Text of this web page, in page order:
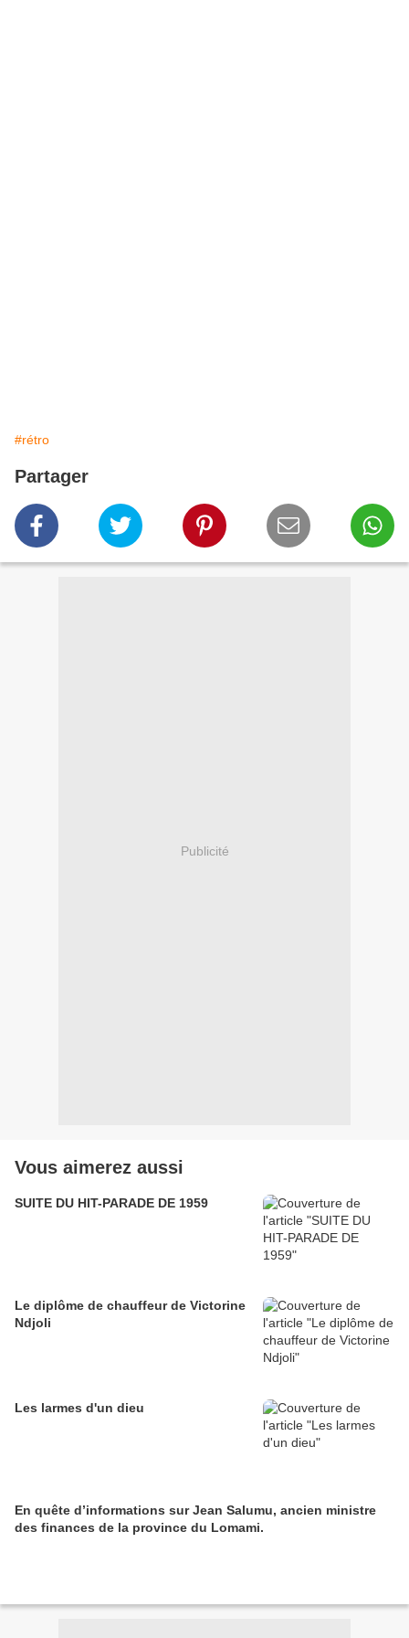
#rétro
Partager
Publicité
Vous aimerez aussi
SUITE DU HIT-PARADE DE 1959
Le diplôme de chauffeur de Victorine
Ndjoli
Les larmes d'un dieu
En quête d’informations sur Jean Salumu, ancien ministre
des finances de la province du Lomami.